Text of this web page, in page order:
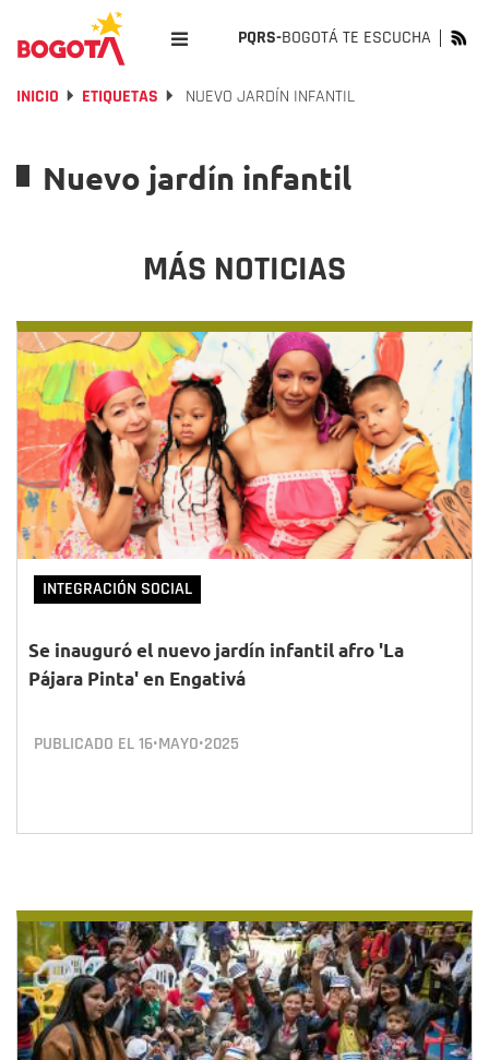
PQRS-BOGOTÁ TE ESCUCHA
INICIO ETIQUETAS NUEVO JARDÍN INFANTIL
Nuevo jardín infantil
MÁS NOTICIAS
INTEGRACIÓN SOCIAL
Se inauguró el nuevo jardín infantil afro 'La
Pájara Pinta' en Engativá
PUBLICADO EL16•MAYO•2025